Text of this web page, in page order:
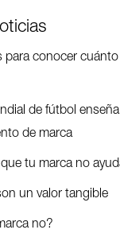
para conocer
de fútbol
de marca
tu marca no
un valor tangible
no?